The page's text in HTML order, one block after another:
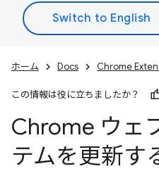
ホーム Docs Chrome
この情報は役に立ちましたか？
Chrome ウェ
テムを更新す